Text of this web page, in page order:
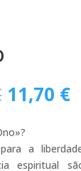
O
preço
original
era:
13,00 €.
11,70 €O
a
espiritual